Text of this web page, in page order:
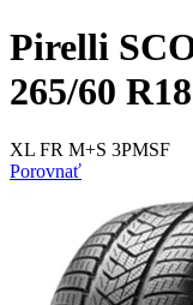
Pirelli
265/60
XL FR M+S 3PMSF
Porovnať